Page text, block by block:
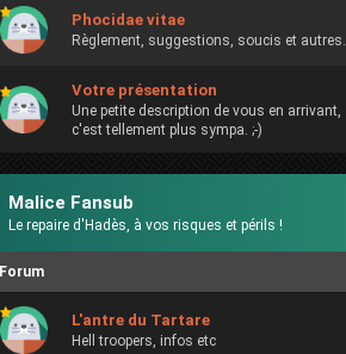
Phocidae vitae
Règlement, suggestions, soucis et autres.
Votre présentation
Une petite description de vous en arrivant,
c'est tellement plus sympa. ;-)
Malice Fansub
Le repaire d'Hadès, à vos risques et périls !
Forum
L'antre du Tartare
Hell troopers, infos etc